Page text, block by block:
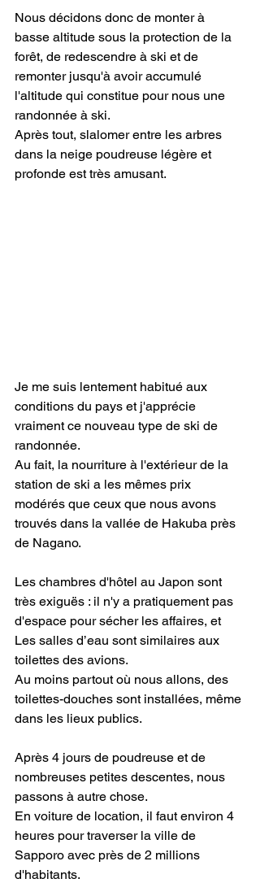
Nous décidons donc de monter à
basse altitude sous la protection de la
forêt, de redescendre à ski et de
remonter jusqu'à avoir accumulé
l'altitude qui constitue pour nous une
randonnée à ski.
Après tout, slalomer entre les arbres
dans la neige poudreuse légère et
profonde est très amusant.
Je me suis lentement habitué aux
conditions du pays et j'apprécie
vraiment ce nouveau type de ski de
randonnée.
Au fait, la nourriture à l'extérieur de la
station de ski a les mêmes prix
modérés que ceux que nous avons
trouvés dans la vallée de Hakuba près
de Nagano.
Les chambres d'hôtel au Japon sont
très exiguës : il n'y a pratiquement pas
d'espace pour sécher les affaires, et
Les salles d’eau sont similaires aux
toilettes des avions.
Au moins partout où nous allons, des
toilettes-douches sont installées, même
dans les lieux publics.
Après 4 jours de poudreuse et de
nombreuses petites descentes, nous
passons à autre chose.
En voiture de location, il faut environ 4
heures pour traverser la ville de
Sapporo avec près de 2 millions
d'habitants.